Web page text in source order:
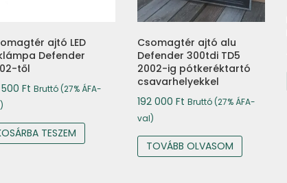
ajtó LED
Defender
től
Ft Bruttó (27% ÁFA-
TESZEM
Csomagtér ajtó alu
Defender 300tdi TD5
2002-ig pótkeréktartó
csavarhelyekkel
192 000 Ft Bruttó (27% ÁFA-
val)
TOVÁBB OLVASOM